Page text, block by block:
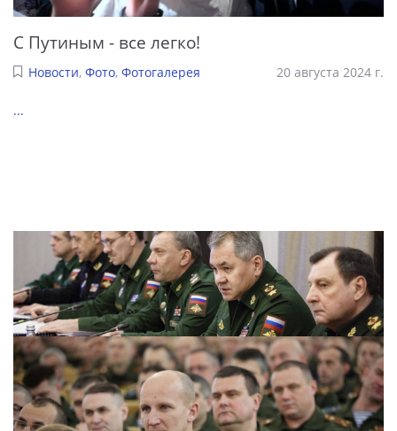
С Путиным - все легко!
Новости, Фото, Фотогалерея 20 августа 2024 г.
...